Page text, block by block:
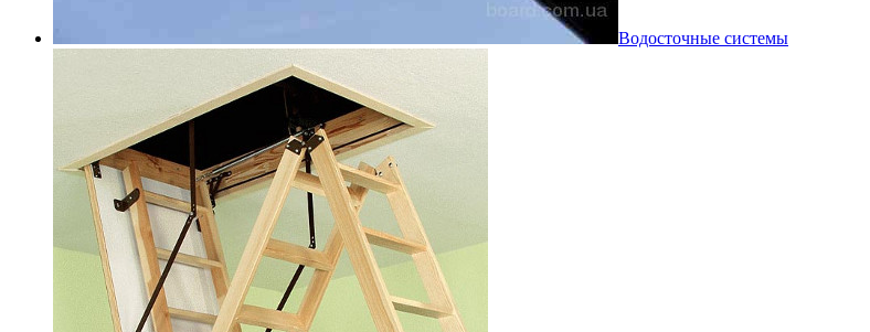
Водосточные системы